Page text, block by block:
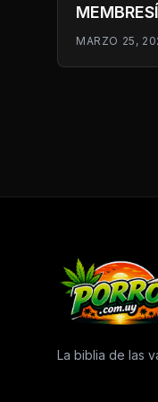
MARZO 25,
La biblia de las